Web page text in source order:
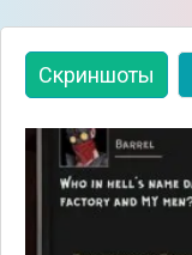
Скриншоты